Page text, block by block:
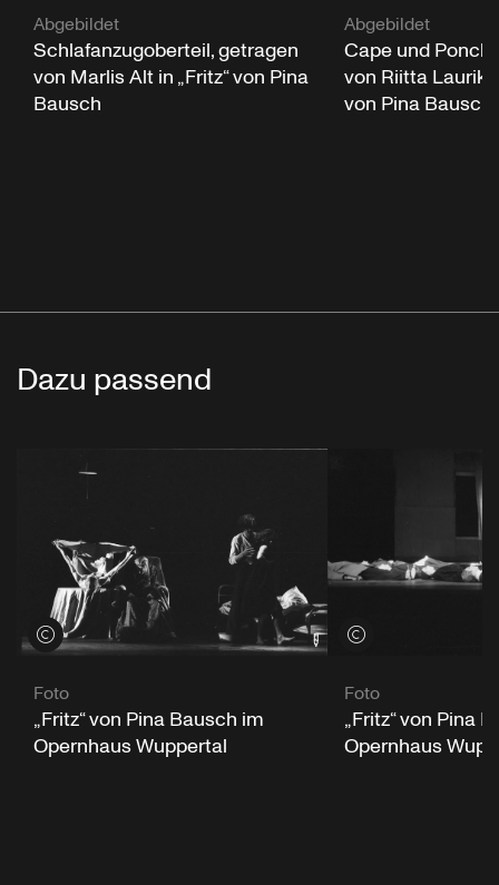
Abgebildet
Schlafanzugoberteil, getragen
von Marlis Alt in „Fritz“ von Pina
Bausch
Abgebildet
Cape und
von Riitta
von Pina Bausch
Dazu passend
Credits öffnen
Foto
„Fritz“ von Pina Bausch im
Opernhaus Wuppertal
Credits öffnen
Foto
„Fritz“ von Pina
Opernhaus